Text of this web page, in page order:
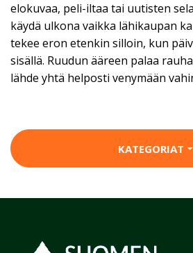
elokuvaa, peli-iltaa tai uutisten
käydä ulkona vaikka lähikaupan
tekee eron etenkin silloin, kun
sisällä. Ruudun ääreen palaa
lähde yhtä helposti venymään
KATEGORIAT